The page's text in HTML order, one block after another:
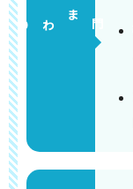
門まわり